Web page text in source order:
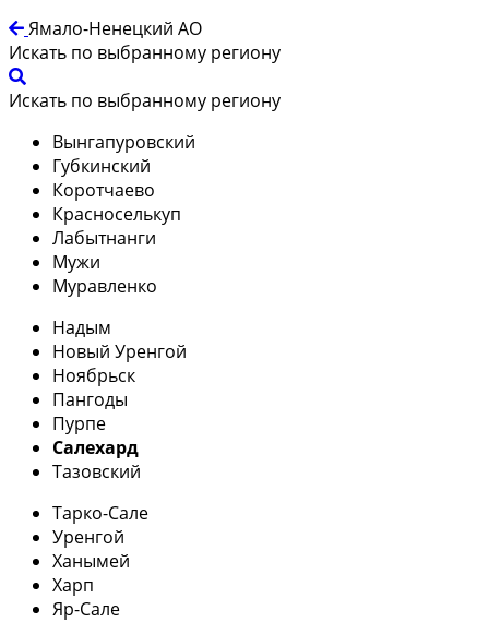
Ямало-Ненецкий АО
Искать по выбранному региону
Искать по выбранному региону
Вынгапуровский
Губкинский
Коротчаево
Красноселькуп
Лабытнанги
Мужи
Муравленко
Надым
Новый Уренгой
Ноябрьск
Пангоды
Пурпе
Салехард
Тазовский
Тарко-Сале
Уренгой
Ханымей
Харп
Яр-Сале